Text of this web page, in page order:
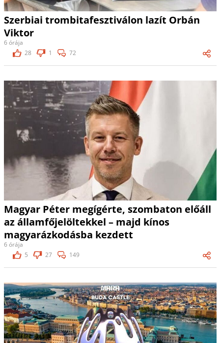
Szerbiai trombitafesztiválon lazít Orbán
Viktor
6 órája
28
1 72
Magyar Péter megígérte, szombaton előáll
az államfőjelöltekkel – majd kínos
magyarázkodásba kezdett
6 órája
5
27 149